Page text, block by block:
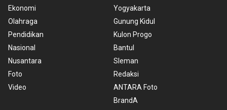
Ekonomi
Olahraga
Pendidikan
Nasional
Nusantara
Foto
Video
Yogyakarta
Gunung Kidul
Kulon Progo
Bantul
Sleman
Redaksi
ANTARA Foto
BrandA